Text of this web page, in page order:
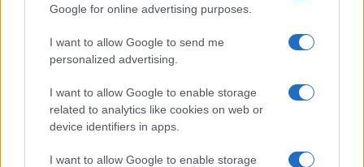
Google for online advertising purposes.
I want to allow Google to send me
personalized advertising.
I want to allow Google to enable storage
related to analytics like cookies on web or
device identifiers in apps.
I want to allow Google to enable storage
legtöbbjüket, az auschwitzi múzeum adatai szerint 325–
330 ezer embert érkezésük után azonnal gázkamrákban
pusztították el, mintegy 25 ezer embert pedig a későbbi